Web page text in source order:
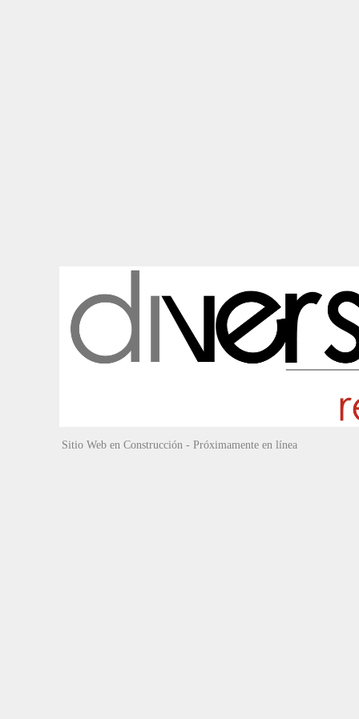
Sitio Web en Construcción - Próximamente en línea